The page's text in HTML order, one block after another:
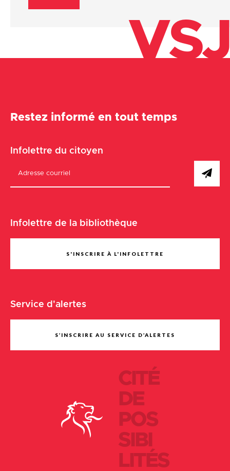
VSJ
CITÉ
DE
POS
SIBI
LITÉS
Restez informé en tout temps
Infolettre du citoyen
Infolettre de la bibliothèque
S'INSCRIRE À L'INFOLETTRE
Service d'alertes
S’INSCRIRE AU SERVICE D’ALERTES